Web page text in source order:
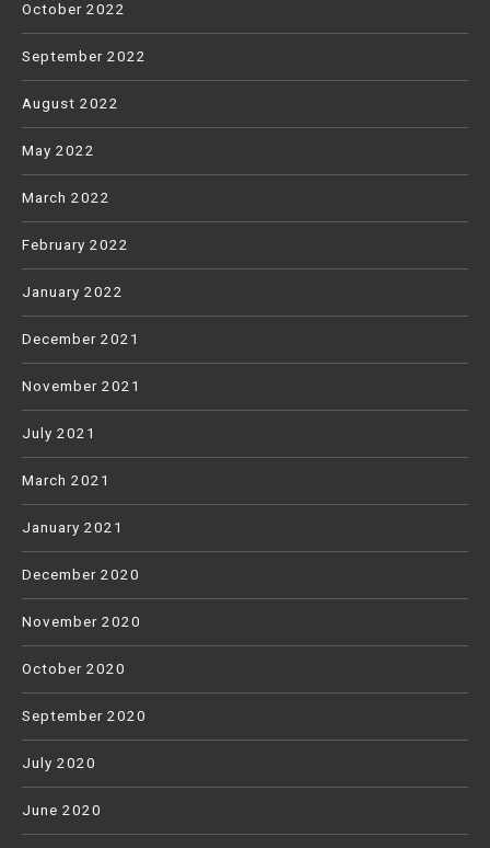
October 2022
September 2022
August 2022
May 2022
March 2022
February 2022
January 2022
December 2021
November 2021
July 2021
March 2021
January 2021
December 2020
November 2020
October 2020
September 2020
July 2020
June 2020